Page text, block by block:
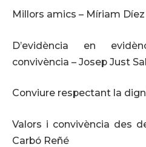
Millors amics – Míriam
D’evidència en
convivència – Josep Just
Conviure respectant la
Valors i convivència des
Carbó Reñé